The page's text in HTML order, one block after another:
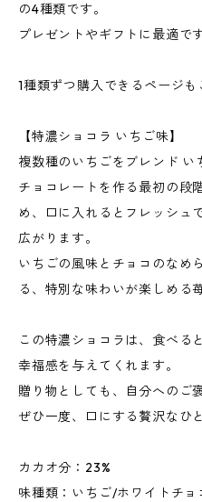
の4種類です。
プレゼントやギフトに最適です
1種類ずつ購入できるページ
【特濃ショコラ いちご味】
複数種のいちごをブレンド い
チョコレートを作る最初の段
め、口に入れるとフレッシュ
広がります。
いちごの風味とチョコのなめ
る、特別な味わいが楽しめる
この特濃ショコラは、食べる
幸福感を与えてくれます。
贈り物としても、自分へのご
ぜひ一度、口にする贅沢なひ
カカオ分：23%
味種類：いちご/ホワイトチョ